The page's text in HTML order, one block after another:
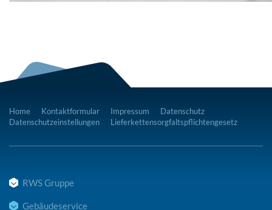
Home Kontaktformular Impressum
Datenschutz
Datenschutzeinstellungen
Lieferkettensorgfaltspflichtengesetz
RWS Gruppe
Gebäudeservice